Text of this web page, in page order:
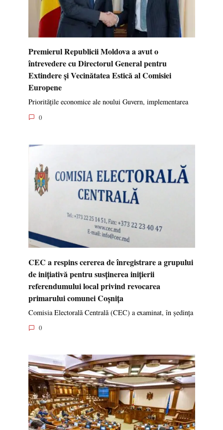
Premierul Republicii Moldova a avut o
întrevedere cu Directorul General pentru
Extindere și Vecinătatea Estică al Comisiei
Europene
Prioritățile economice ale noului Guvern, implementarea
0
CEC a respins cererea de înregistrare a grupului
de inițiativă pentru susținerea inițierii
referendumului local privind revocarea
primarului comunei Coșnița
Comisia Electorală Centrală (CEC) a examinat, în ședința
0